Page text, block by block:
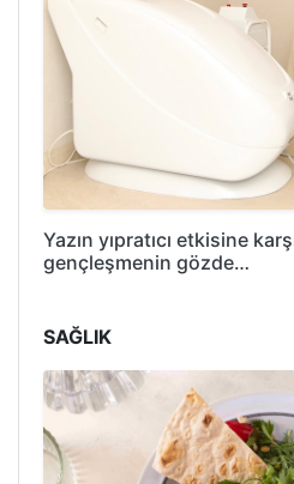
Yazın yıpratıcı etkisine
gençleşmenin gözde…
SAĞLIK